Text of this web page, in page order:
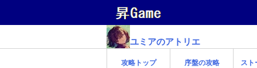
ユミアのアトリエ
攻略トップ 序盤の攻略 スト